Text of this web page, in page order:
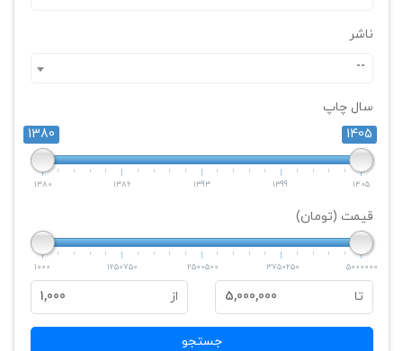
ناشر
--
سال چاپ
1380
1405
1380 1386 1393 1399 1405
قیمت (تومان)
1000 1250750 2500500 3750250 5000000
تا 5,000,000 از 1,000
جستجو